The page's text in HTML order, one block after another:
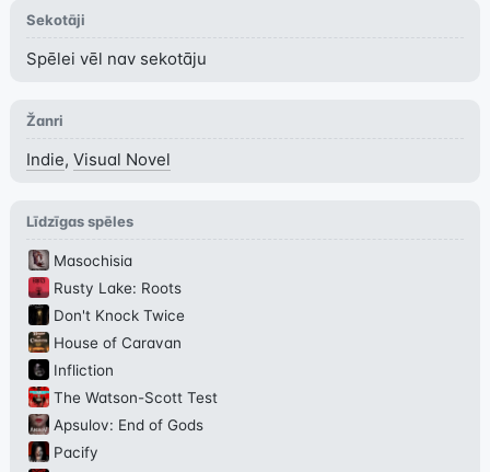
Sekotāji
Spēlei vēl nav sekotāju
Žanri
Indie, Visual Novel
Līdzīgas spēles
Masochisia
Rusty Lake: Roots
Don't Knock Twice
House of Caravan
Infliction
The Watson-Scott Test
Apsulov: End of Gods
Pacify